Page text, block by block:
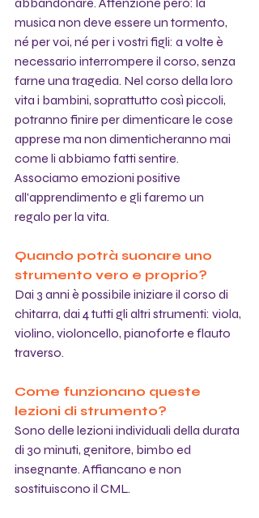
musica non deve essere un tormento,
né per voi, né per i vostri figli: a volte è
necessario interrompere il corso, senza
farne una tragedia. Nel corso della loro
vita i bambini, soprattutto così piccoli,
potranno finire per dimenticare le cose
apprese ma non dimenticheranno mai
come li abbiamo fatti sentire.
Associamo emozioni positive
all'apprendimento e gli faremo un
regalo per la vita.
Quando potrà suonare uno
strumento vero e proprio?
Dai 3 anni è possibile iniziare il corso di
chitarra, dai 4 tutti gli altri strumenti: viola,
violino, violoncello, pianoforte e flauto
traverso.
Come funzionano queste
lezioni di strumento?
Sono delle lezioni individuali della durata
di 30 minuti, genitore, bimbo ed
insegnante. Affiancano e non
sostituiscono il CML.